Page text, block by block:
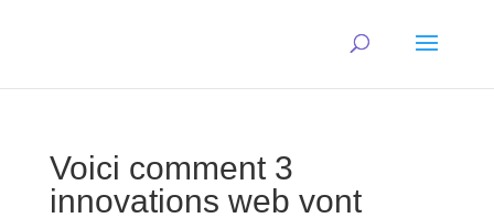
Voici comment 3
innovations web vont